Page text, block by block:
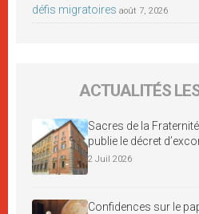
défis migratoires août 7, 2026
ACTUALITÉS
Sacres de la
publie le décret
2 Juil 2026
Confidences sur le